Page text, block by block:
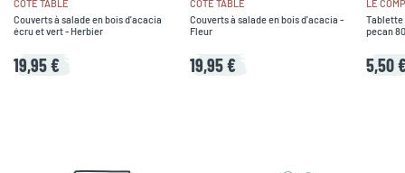
CÔTÉ TABLE
Couverts à salade en bois d'acacia
écru et vert - Herbier
19,95 €
CÔTÉ TABLE
Couverts à salade en bois d'acacia -
Fleur
19,95 €
LE
Tablette
pecan
5,50